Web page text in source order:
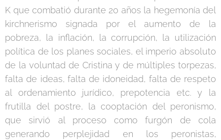
K que combatió durante 20 años la hegemonía del
kirchnerismo signada por el aumento de la
pobreza, la inflación, la corrupción, la utilización
política de los planes sociales, el imperio absoluto
de la voluntad de Cristina y de múltiples torpezas,
falta de ideas, falta de idoneidad, falta de respeto
al ordenamiento jurídico, prepotencia etc. y la
frutilla del postre, la cooptación del peronismo,
que sirvió al proceso como furgón de cola
generando perplejidad en los peronistas,